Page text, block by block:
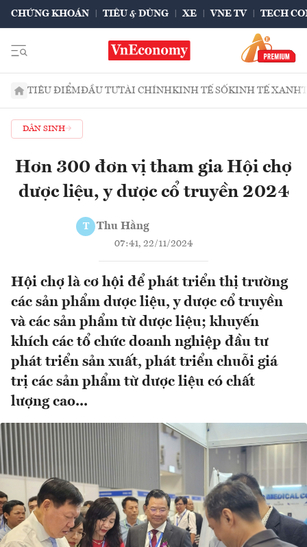
CHỨNG KHOÁN TIÊU & DÙNG XE VNE TV TECH
TIÊU ĐIỂMĐẦU TƯTÀI CHÍNHKINH TẾ SỐKINH TẾ XANH
DÂN SINH
Hơn 300 đơn vị tham gia Hội chợ
dược liệu, y dược cổ truyền 2024
T Thu Hằng
07:41, 22/11/2024
Hội chợ là cơ hội để phát triển thị trường
các sản phẩm dược liệu, y dược cổ truyền
và các sản phẩm từ dược liệu; khuyến
khích các tổ chức doanh nghiệp đầu tư
phát triển sản xuất, phát triển chuỗi giá
trị các sản phẩm từ dược liệu có chất
lượng cao...